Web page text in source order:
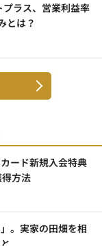
ラス、営業利益率
とは？
ード新規入会特典
得方法
。実家の田畑を相